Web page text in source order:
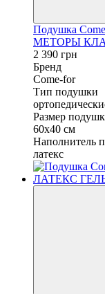
Подушка
МЕТОРЫ
2 390 грн
Бренд
Come-for
Тип подушки
Размер
60x40 см
Наполнитель
латекс